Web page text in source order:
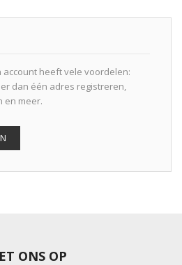
heeft vele voordelen:
dan één adres registreren,
en meer.
ONS OP